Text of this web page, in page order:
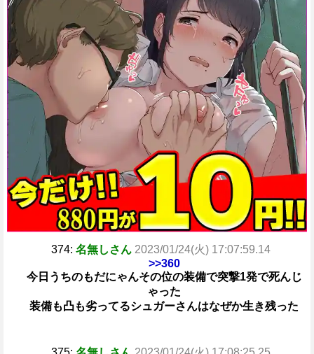
374: 名無しさん 2023/01/24(火) 17:07:59.14
>>360
今日うちのもだにゃんその位の装備で突撃1発で死んじ
ゃった
装備も凸も劣ってるシュガーさんはなぜか生き残った